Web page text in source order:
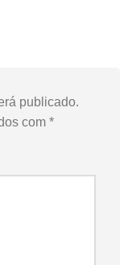
publicado.
com *